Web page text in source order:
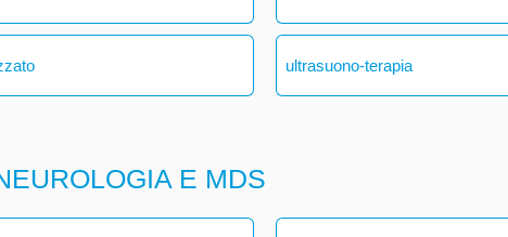
ultrasuono-terapia
E MDS